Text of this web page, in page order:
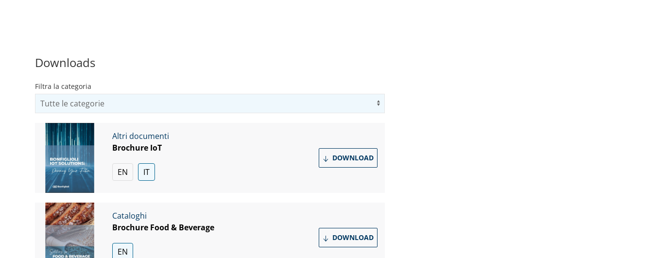
Downloads
Filtra la categoria
Altri documenti
Brochure IoT
EN IT
DOWNLOAD
Cataloghi
Brochure Food & Beverage
EN
DOWNLOAD